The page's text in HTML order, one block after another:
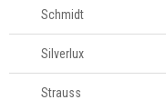
Schmidt
Silverlux
Strauss